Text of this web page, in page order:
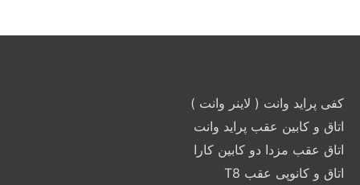
کفی پراید وانت ( لاینر وانت )
اتاق و کابین عقب پراید وانت
اتاق عقب مزدا دو کابین کارا
اتاق و کانوپی عقب T8